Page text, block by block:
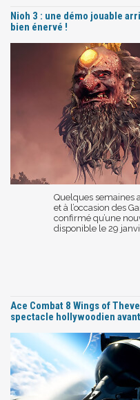
Nioh 3 : une démo jouable
bien énervé !
Quelques semaines
et à l’occasion des
confirmé qu’une
disponible le 29
Ace Combat 8 Wings of
spectacle hollywoodien